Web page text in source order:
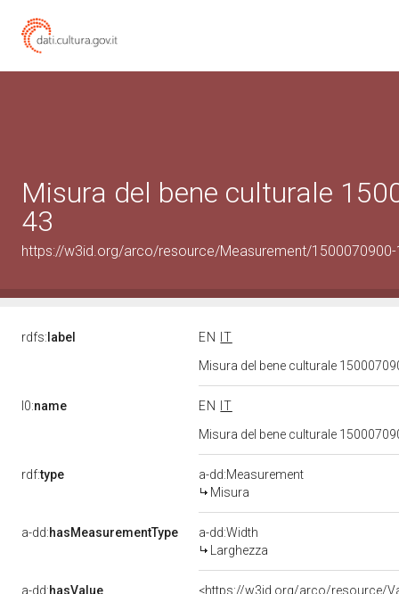
Misura del bene culturale
43
https://w3id.org/arco/resource/Measurement/1500070900-
rdfs: label EN
IT
Misura del bene culturale
l0:name EN
IT
Misura del bene culturale
rdf:type
a-dd:Measurement
Misura
a-dd:hasMeasurementType
a-dd:Width
Larghezza
a-dd:hasValue
<https://w3id.org/arco/resource/